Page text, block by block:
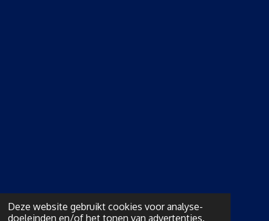
Deze website gebruikt cookies voor analyse-
doeleinden en/of het tonen van advertenties.